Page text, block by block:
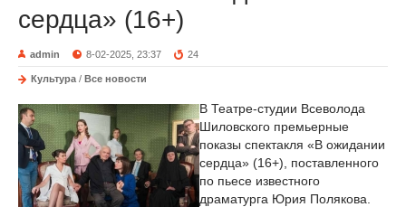
сердца» (16+)
admin 8-02-2025, 23:37 24
Культура / Все новости
В Театре-студии Всеволода
Шиловского премьерные
показы спектакля «В ожидании
сердца» (16+), поставленного
по пьесе известного
драматурга Юрия Полякова.